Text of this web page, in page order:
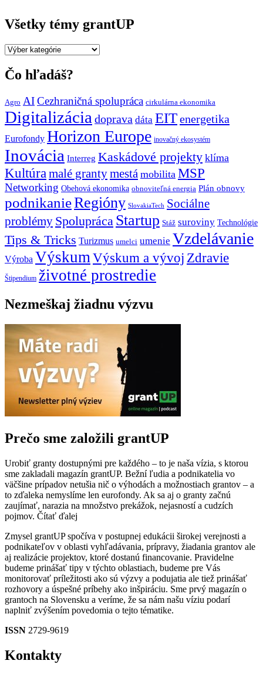
Všetky témy grantUP
Všetky
grantUP
Čo hľadáš?
Agro AICezhraničná spolupráca cirkulárna ekonomika
Digitalizácia doprava dáta EITenergetika
Eurofondy Horizon Europe inovačný ekosystém
Inovácia Interreg Kaskádové projekty klíma
Kultúra malé grantymestá mobilita MSP
Networking Obehová ekonomika obnoviteľná energia Plán obnovy
podnikanieRegióny SlovakiaTech Sociálne
problémy Spolupráca Startup Stáž suroviny Technológie
Tips & Tricks Turizmus umelci umenie Vzdelávanie
Výroba VýskumVýskum a vývoj Zdravie
Štipendium životné prostredie
Nezmeškaj žiadnu výzvu
Prečo sme založili grantUP
Urobiť granty dostupnými pre každého – to je naša vízia, s ktorou
sme zakladali magazín grantUP. Bežní ľudia a podnikatelia vo
väčšine prípadov netušia nič o výhodách a možnostiach grantov – a
to zďaleka nemyslíme len eurofondy. Ak sa aj o granty začnú
zaujímať, narazia na množstvo prekážok, nejasností a cudzích
pojmov. Čítať ďalej
Zmysel grantUP spočíva v postupnej edukácii širokej verejnosti a
podnikateľov v oblasti vyhľadávania, prípravy, žiadania grantov ale
aj realizácie projektov, ktoré dostanú financovanie. Pravidelne
budeme prinášať tipy v týchto oblastiach, budeme pre Vás
monitorovať príležitosti ako sú výzvy a podujatia ale tiež prinášať
rozhovory a úspešné príbehy ako inšpiráciu. Sme prvý magazín o
grantoch na Slovensku a veríme, že sa nám našu víziu podarí
naplniť zvýšením povedomia o tejto tématike.
ISSN 2729-9619
Kontakty